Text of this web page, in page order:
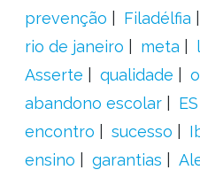
prevenção
Filadélfia
rio de janeiro
meta
Asserte
qualidade
abandono escolar
ES
encontro
sucesso
ensino
garantias